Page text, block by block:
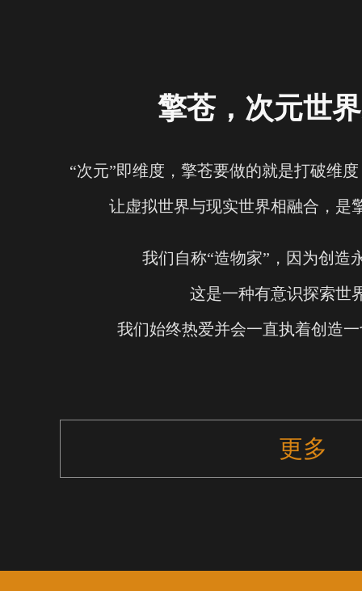
擎苍，次元世
“次元”即维度，擎苍要做的就是打破维
让虚拟世界与现实世界相融合，是
我们自称“造物家”，因为创造
这是一种有意识探索世
我们始终热爱并会一直执着创造
更多